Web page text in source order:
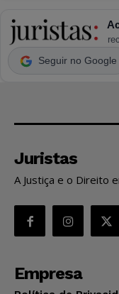
Seguir no Google
Juristas
A Justiça e o Direito
Empresa